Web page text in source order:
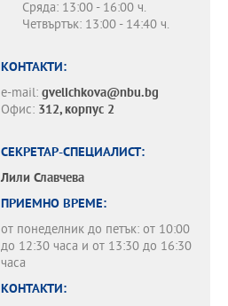
Сряда: 13:00 - 16:00 ч.
Четвъртък: 13:00 - 14:40 ч.
КОНТАКТИ:
e-mail: gvelichkova@nbu.bg
Офис: 312, корпус 2
СЕКРЕТАР-СПЕЦИАЛИСТ:
Лили Славчева
ПРИЕМНО ВРЕМЕ:
от понеделник до петък: от 10:00
до 12:30 часа и от 13:30 до 16:30
часа
КОНТАКТИ: